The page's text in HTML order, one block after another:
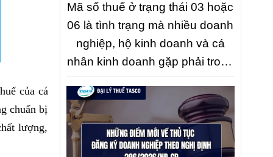
của cá
chuẩn bị
lượng,
Mã số thuế ở trạng thái 03 hoặc
06 là tình trạng mà nhiều doanh
nghiệp, hộ kinh doanh và cá
nhân kinh doanh gặp phải trong
không ít trường hợp nhầm lẫn
giữa hai trạng thái này, dẫn đến
chậm xử lý thủ tục, phát sinh
tiền chậm nộp hoặc ảnh hưởng